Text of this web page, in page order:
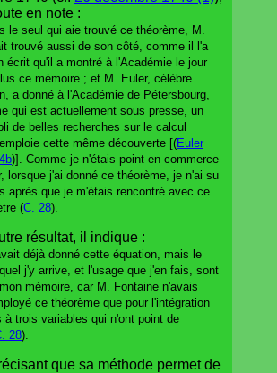
en note :
le seul qui aie trouvé ce théorème, M.
trouvé aussi de son côté, comme il l'a
écrit qu'il a montré à l'Académie le jour
ce mémoire ; et M. Euler, célèbre
a donné à l'Académie de Pétersbourg,
qui est actuellement sous presse, un
de belles recherches sur le calcul
cette même découverte [(Euler
)]. Comme je n'étais point en commerce
lorsque j'ai donné ce théorème, je n'ai su
après que je m'étais rencontré avec ce
(C. 28).
résultat, il indique :
déjà donné cette équation, mais le
j'y arrive, et l'usage que j'en fais, sont
mémoire, car M. Fontaine n'avais
ce théorème que pour l'intégration
à trois variables qui n'ont point de
28).
que sa méthode permet de